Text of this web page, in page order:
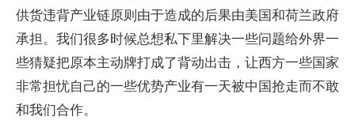
供货违背产业链原则由于造成的后果由美国和荷兰政府
承担。我们很多时候总想私下里解决一些问题给外界一
些猜疑把原本主动牌打成了背动出击，让西方一些国家
非常担忧自己的一些优势产业有一天被中国抢走而不敢
和我们合作。